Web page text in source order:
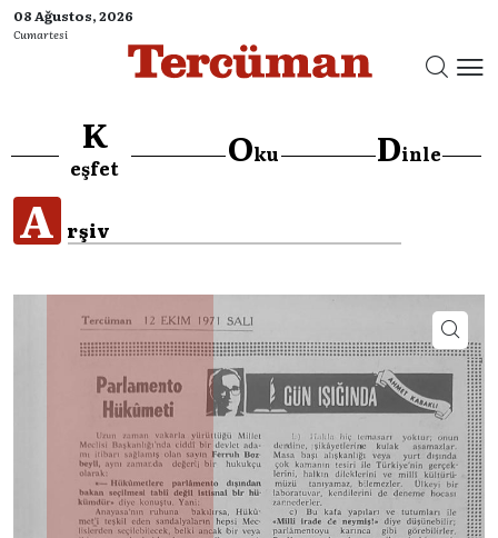
08 Ağustos, 2026
Cumartesi
K
eşfet Oku Dinle
A rşiv